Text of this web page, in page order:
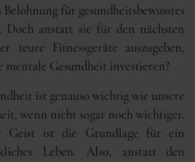
für gesundheitsbewusstes
Doch anstatt sie für den nächsten
teure Fitnessgeräte auszugeben,
Gesundheit investieren?
ist genauso wichtig wie unsere
wenn nicht sogar noch wichtiger.
Geist ist die Grundlage für ein
Leben. Also, anstatt den